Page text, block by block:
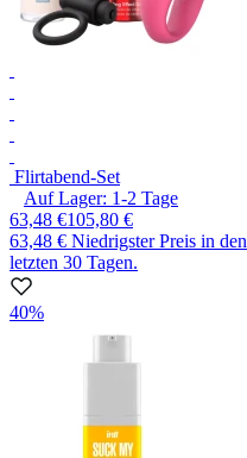
Flirtabend-Set
Auf Lager: 1-2 Tage
63,48 €105,80 €
63,48 € Niedrigster Preis in den
letzten 30 Tagen.
40%